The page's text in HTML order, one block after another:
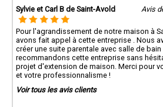
Sylvie et Carl B de Saint-Avold
Avis
Pour l'agrandissement de notre maison à
avons fait appel à cette entreprise . Nous
créer une suite parentale avec salle de
recommandons cette entreprise sans
projet d'extension de maison. Merci pour
et votre professionnalisme !
Voir tous les avis clients